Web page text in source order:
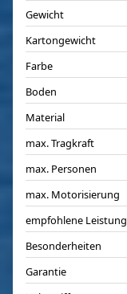
Gewicht
Kartongewicht
Farbe
Boden
Material
max. Tragkraft
max. Personen
max. Motorisierung
empfohlene Leistung
Besonderheiten
Garantie